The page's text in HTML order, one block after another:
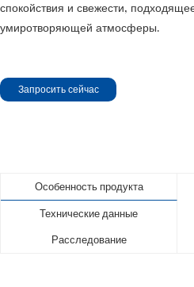
спокойствия и свежести,
умиротворяющей атмосферы.
Запросить сейчас
Особенность продукта
Технические данные
Расследование